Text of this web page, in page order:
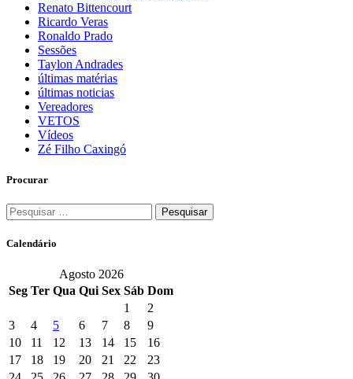
Renato Bittencourt
Ricardo Veras
Ronaldo Prado
Sessões
Taylon Andrades
últimas matérias
últimas noticias
Vereadores
VETOS
Vídeos
Zé Filho Caxingó
Procurar
Pesquisar
por:
Calendário
Agosto 2026
Seg Ter Qua Qui Sex Sáb Dom
1
2
3
4 5 6 7 8
9
10
11 12 13 14 15
16
17
18 19 20 21 22
23